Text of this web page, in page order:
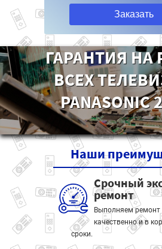
Заказать
ГАРАНТИЯ НА
ВСЕХ
PANASONIC
Наши
Срочный
ремонт
Выполняем ремонт
качественно и в
сроки.